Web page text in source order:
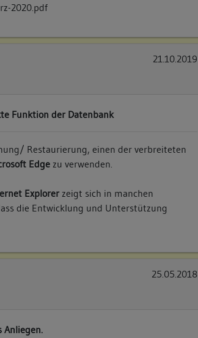
2020.pdf
21.10.2019
Funktion der Datenbank
Restaurierung, einen der verbreiteten
Edgezu verwenden.
Explorer zeigt sich in manchen
die Entwicklung und Unterstützung
25.05.2018
Anliegen.